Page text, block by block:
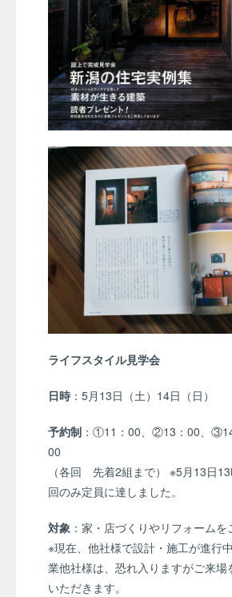
ライフスタイル見学会
日時 ：5月13日（土）14日（日）
予約制 ：①11：00、②13：00、
00
（各回 先着2組まで） ※5月13日
回のみ定員に達しました。
対象 ：家・店づくりやリフォーム
※現在、他社様で設計・施工が進行
業他社様は、恐れ入りますがご来場
いただきます。